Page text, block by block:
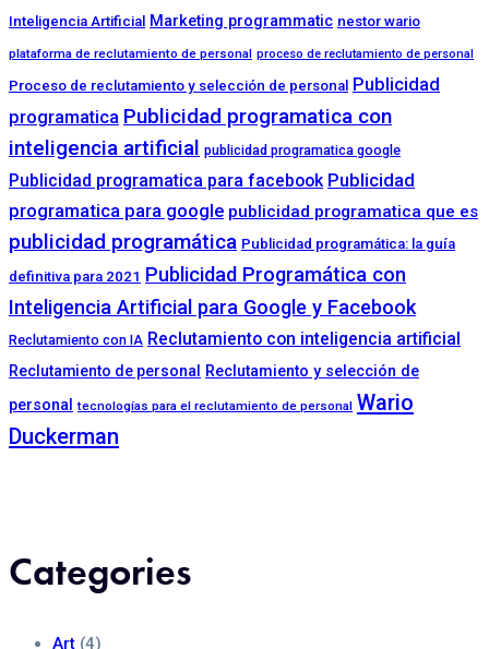
Inteligencia Artificial Marketing programmatic nestor wario
plataforma de reclutamiento de personal proceso de reclutamiento de personal
Proceso de reclutamiento y selección de personal Publicidad
programatica Publicidad programatica con
inteligencia artificial publicidad programatica google
Publicidad programatica para facebook Publicidad
programatica para google publicidad programatica que es
publicidad programática Publicidad programática: la guía
definitiva para 2021 Publicidad Programática con
Inteligencia Artificial para Google y Facebook
Reclutamiento con IA Reclutamiento con inteligencia artificial
Reclutamiento de personal
Reclutamiento y selección de
personal tecnologías para el reclutamiento de personal Wario
Duckerman
Categories
Art (4)